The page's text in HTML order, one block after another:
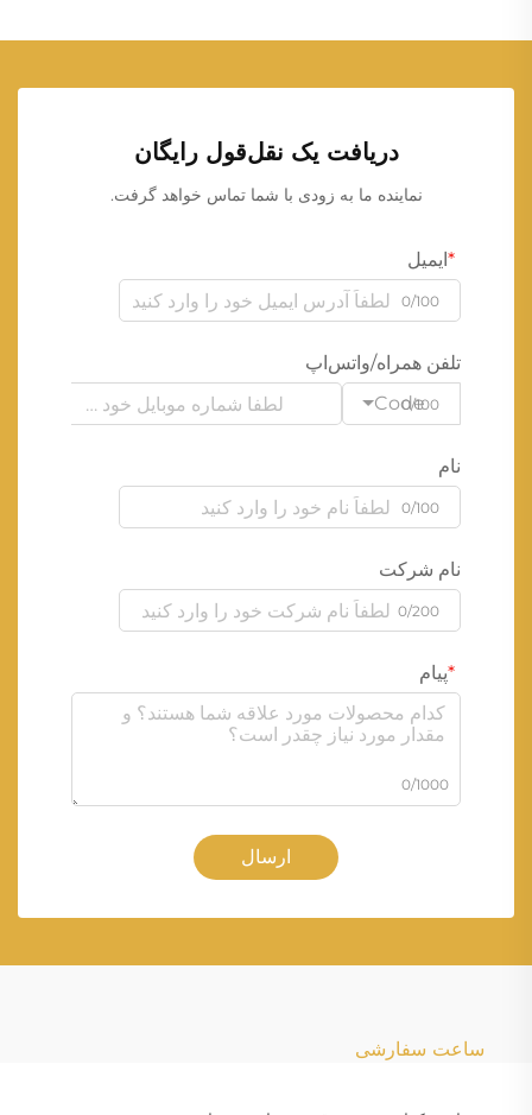
دریافت یک نقل‌قول رایگان
نماینده ما به زودی با شما تماس خواهد گرفت.
ایمیل
0/100
تلفن همراه/واتس‌اپ
Code
0/100
نام
0/100
نام شرکت
0/200
پیام
0/1000
ارسال
ساعت سفارشی